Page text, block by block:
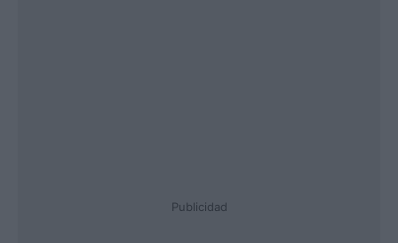
Publicidad